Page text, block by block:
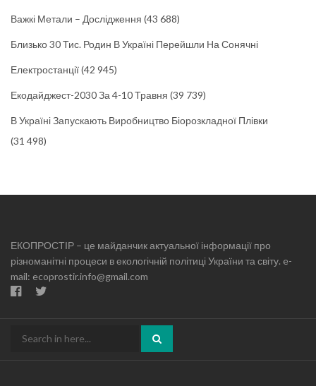
Важкі Метали – Дослідження (43 688)
Близько 30 Тис. Родин В Україні Перейшли На Сонячні
Електростанції(42 945)
Екодайджест-2030 За 4-10 Травня (39 739)
В Україні Запускають Виробництво Біорозкладної Плівки
(31 498)
ЕКОПРОСТІР – це майданчик актуальної інформації про
різноманітні процеси в екологічній політиці України та світу. e-
mail: ecoprostir.info@gmail.com